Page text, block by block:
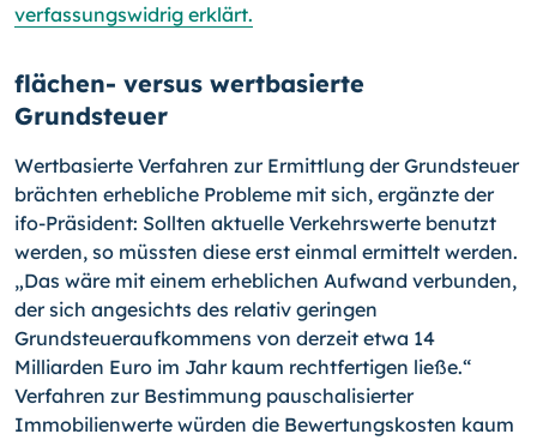
verfassungswidrig erklärt.
flächen- versus wertbasierte
Grundsteuer
Wertbasierte Verfahren zur Ermittlung der Grundsteuer
brächten erhebliche Probleme mit sich, ergänzte der
ifo-Präsident: Sollten aktuelle Verkehrswerte benutzt
werden, so müssten diese erst einmal ermittelt werden.
„Das wäre mit einem erheblichen Aufwand verbunden,
der sich angesichts des relativ geringen
Grundsteueraufkommens von derzeit etwa 14
Milliarden Euro im Jahr kaum rechtfertigen ließe.“
Verfahren zur Bestimmung pauschalisierter
Immobilienwerte würden die Bewertungskosten kaum